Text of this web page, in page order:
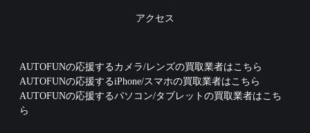
アクセス
AUTOFUNの応援するカメラ/レンズの買取業者はこちら
AUTOFUNの応援するiPhone/スマホの買取業者はこちら
AUTOFUNの応援するパソコン/タブレットの買取業者はこち
ら